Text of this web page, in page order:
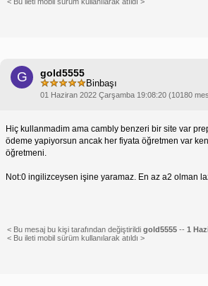
G gold5555
Binbaşı
01 Haziran 2022 Çarşamba 19:08:20 (10180
Hiç kullanmadim ama cambly benzeri bir site var
ödeme yapiyorsun ancak her fiyata öğretmen var
öğretmeni.
Not:0 ingilizceysen işine yaramaz. En az a2 olman
< Bu mesaj bu kişi tarafından değiştirildi gold5555 -- 1
< Bu ileti mobil sürüm kullanılarak atıldı >